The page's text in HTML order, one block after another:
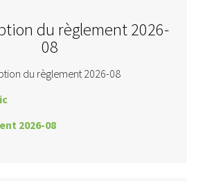
du règlement 2026-
08
du règlement 2026-08
2026-08